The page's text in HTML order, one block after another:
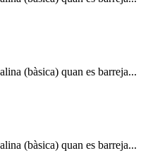
(bàsica) quan es barreja...
(bàsica) quan es barreja...